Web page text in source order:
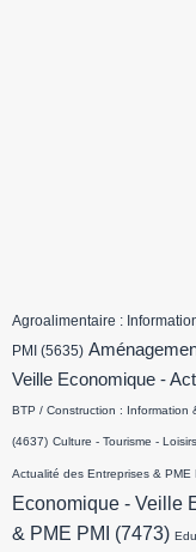
Agroalimentaire :
PMI (5635)
Veille Economique -
BTP / Construction : Information
(4637) Culture - Tourisme -
Actualité des Entreprises & PME
Economique - Veille
& PME PMI
(7473)